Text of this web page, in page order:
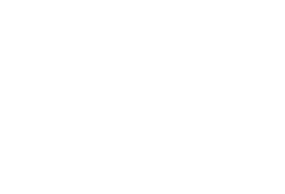
mit Köckerling bei der Bodenbearbeitung! — Agriculture Germanyy